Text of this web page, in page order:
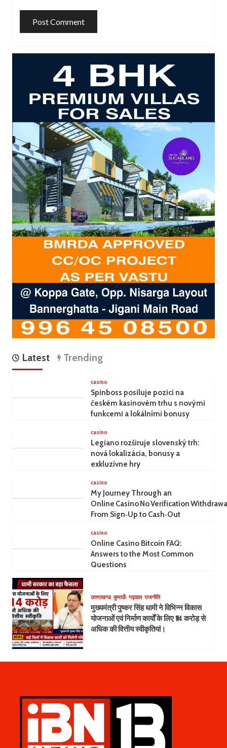
Latest Trending
casino
Spinboss posiluje pozici na
českém kasinovém trhu s novými
funkcemi a lokálními bonusy
casino
Legiano rozširuje slovenský trh:
nová lokalizácia, bonusy a
exkluzívne hry
casino
My Journey Through an
Online Casino No Verification
From Sign‑Up to Cash‑Out
casino
Online Casino Bitcoin FAQ:
Answers to the Most Common
Questions
उत्तराखण्ड कुमाऊँ गढ़वाल राजनीति
मुख्यमंत्री पुष्कर सिंह धामी ने विभिन्न विकास
योजनाओं एवं निर्माण कार्यों के लिए ₹14 करोड़ से
अधिक की वित्तीय स्वीकृतियां।